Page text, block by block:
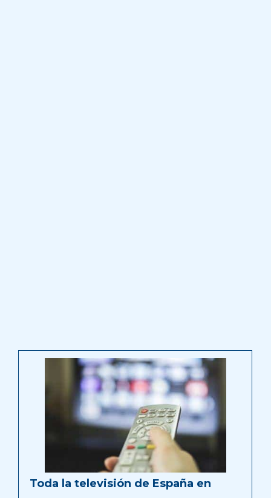
Toda la televisión de España en